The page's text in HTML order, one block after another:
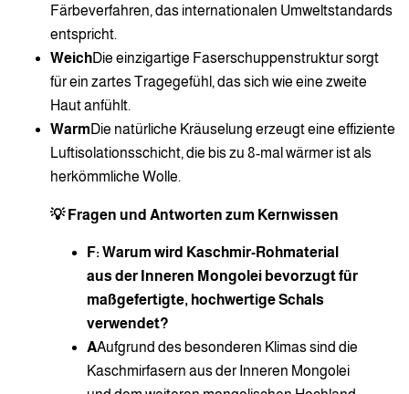
Färbeverfahren, das internationalen Umweltstandards
entspricht.
WeichDie einzigartige Faserschuppenstruktur sorgt
für ein zartes Tragegefühl, das sich wie eine zweite
Haut anfühlt.
WarmDie natürliche Kräuselung erzeugt eine effiziente
Luftisolationsschicht, die bis zu 8-mal wärmer ist als
herkömmliche Wolle.
💡 Fragen und Antworten zum Kernwissen
F: Warum wird Kaschmir-Rohmaterial
aus der Inneren Mongolei bevorzugt für
maßgefertigte, hochwertige Schals
verwendet?
AAufgrund des besonderen Klimas sind die
Kaschmirfasern aus der Inneren Mongolei